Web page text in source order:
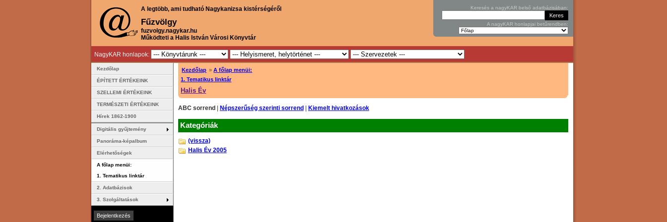
A legtöbb, ami tudható Nagykanizsa kistérségéről
Fűzvölgy
fuzvolgy.nagykar.hu
Működteti a Halis István Városi Könyvtár
Keresés a nagyKAR belső adatbázisában:
A nagyKAR honlapjai betűrendben:
NagyKAR honlapok:
Kezdőlap »A főlap menüi:
1. Tematikus linktár
Halis Év
ABC sorrend| Népszerűség szerinti sorrend| Kiemelt hivatkozások
Kategóriák
(vissza)
Halis Év 2005
Kezdőlap
ÉPÍTETT ÉRTÉKEINK
SZELLEMI ÉRTÉKEINK
TERMÉSZETI ÉRTÉKEINK
Hírek 1862-1900
Digitális gyűjtemény
Panoráma-képalbum
Elérhetőségek
A főlap menüi:
1. Tematikus linktár
2. Adatbázisok
3. Szolgáltatások